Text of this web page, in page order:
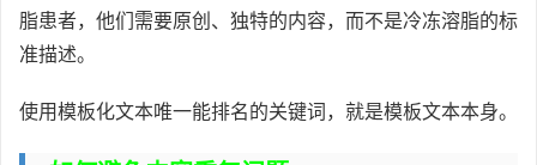
脂患者，他们需要原创、独特的内容，而不是冷冻溶脂的标
准描述。
使用模板化文本唯一能排名的关键词，就是模板文本本身。